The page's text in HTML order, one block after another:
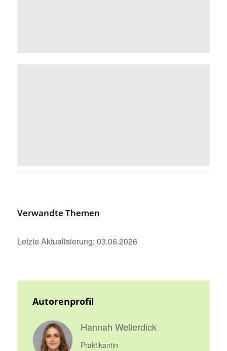
Verwandte Themen
Letzte Aktualisierung: 03.06.2026
Autorenprofil
Hannah Wellerdick
Praktikantin